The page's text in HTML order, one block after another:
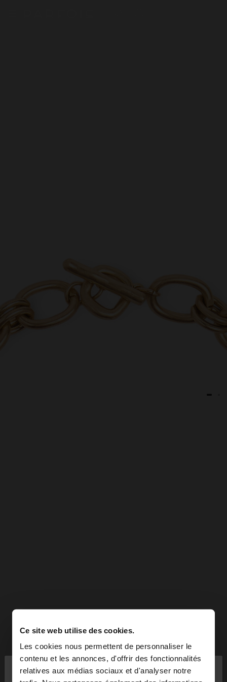
Ce site web utilise des cookies.
Les cookies nous permettent de personnaliser le
contenu et les annonces, d'offrir des fonctionnalités
relatives aux médias sociaux et d'analyser notre
bonjour ×